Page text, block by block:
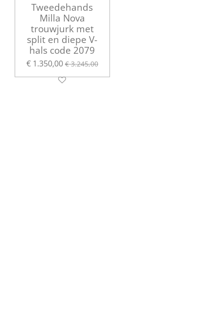
Tweedehands
Milla Nova
trouwjurk met
split en diepe V-
hals code 2079
€ 1.350,00 € 3.245,00